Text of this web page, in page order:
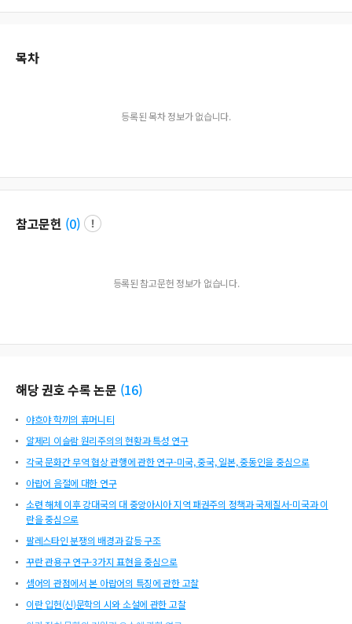
목차
등록된 목차 정보가 없습니다.
참고문헌 (0)
등록된 참고문헌 정보가 없습니다.
해당 권호 수록 논문 (16)
야흐야 학끼의 휴머니티
알제리 이슬람 원리주의의 현황과 특성 연구
각국 문화간 무역 협상 관행에 관한 연구-미국, 중국, 일본, 중동인을 중심으로
아랍어 음절에 대한 연구
소련 해체 이후 강대국의 대 중앙아시아 지역 패권주의 정책과 국제질서-미국과 이
란을 중심으로
팔레스타인 분쟁의 배경과 갈등 구조
꾸란 관용구 연구-3가지 표현을 중심으로
셈어의 관점에서 본 아랍어의 특징에 관한 고찰
이란 입헌(신)문학의 시와 소설에 관한 고찰